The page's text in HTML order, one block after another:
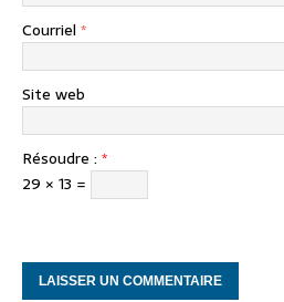
Courriel *
Site web
Résoudre : *
29 × 13 =